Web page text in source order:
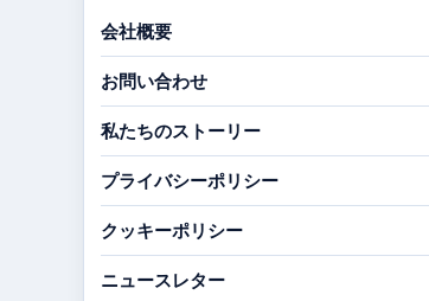
会社概要
お問い合わせ
私たちのストーリー
プライバシーポリシー
クッキーポリシー
ニュースレター